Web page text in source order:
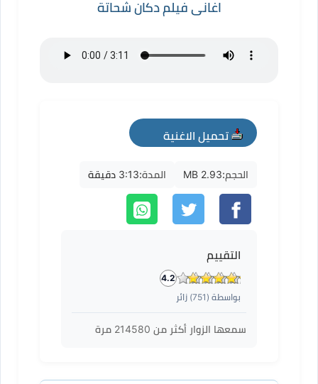
اغانى فيلم دكان شحاتة
تحميل الاغنية
mp3
الحجم:2.93 MB المدة:3:13 دقيقة
التقييم
4.2
بواسطة ( 751) زائر
سمعها الزوار أكثر من 214580 مرة